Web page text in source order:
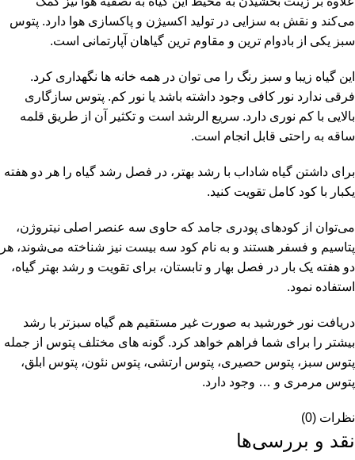
می‌کند و نقش به سزایی در تولید اکسیژن و پاکسازی هوا دارد. پتوس
سبز یکی از بادوام ترین و مقاوم ترین گیاهان آپارتمانی است.
این گیاه زیبا و سبز رنگ را می توان در همه خانه ها نگهداری کرد.
فرقی ندارد نور کافی وجود داشته باشد یا نور کم. پتوس سازگاری
بالایی با کم نوری دارد. سریع الرشد است و تکثیر آن از طریق قلمه
ساقه به راحتی قابل انجام است.
برای داشتن گیاه شاداب با رشد بهتر، در فصل رشد گیاه را هر دو هفته
یکبار با کود کامل تقویت کنید.
می‌توان از کودهای پودری جامد که حاوی سه عنصر اصلی نیتروژن،
پتاسیم و فسفر هستند و به نام کود سه بیست نیز شناخته می‌شوند، هر
دو هفته یک بار در فصل بهار و تابستان، برای تقویت و رشد بهتر گیاه،
استفاده نمود.
دریافت نور خورشید به صورت غیر مستقیم هم گیاه سبزتر با رشد
بیشتر را برای شما فراهم خواهد کرد. گونه های مختلف پتوس از جمله
پتوس سبز، پتوس حصیری، پتوس ارتشی، پتوس نئون، پتوس ابلق،
پتوس مرمری و … وجود دارد.
نظرات (0)
نقد و بررسی‌ها